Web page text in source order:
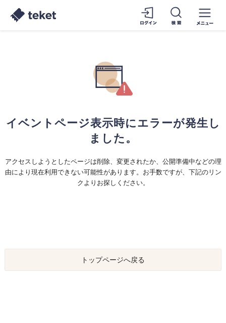
イベントページ表示時にエラーが発生し
ました。
アクセスしようとしたページは削除、変更されたか、公開準備中などの理
由により現在利用できない可能性があります。お手数ですが、下記のリン
クよりお探しください。
トップページへ戻る